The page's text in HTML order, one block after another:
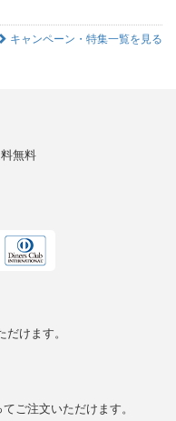
キャンペーン・特集一覧を見る
無料
けます。
ご注文いただけます。